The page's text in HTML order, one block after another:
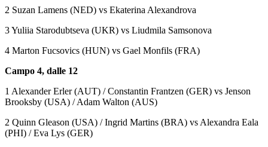
2 Suzan Lamens (NED) vs Ekaterina Alexandrova
3 Yuliia Starodubtseva (UKR) vs Liudmila Samsonova
4 Marton Fucsovics (HUN) vs Gael Monfils (FRA)
Campo 4, dalle 12
1 Alexander Erler (AUT) / Constantin Frantzen (GER) vs Jenson
Brooksby (USA) / Adam Walton (AUS)
2 Quinn Gleason (USA) / Ingrid Martins (BRA) vs Alexandra Eala
(PHI) / Eva Lys (GER)